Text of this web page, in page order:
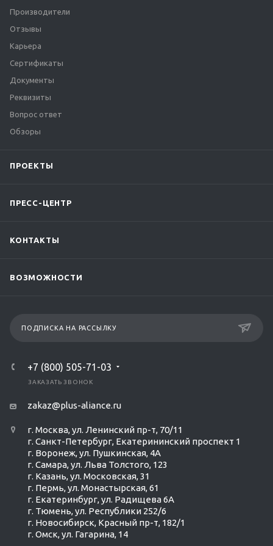
Производители
Отзывы
Карьера
Сертификаты
Документы
Реквизиты
Вопрос ответ
Обзоры
ПРОЕКТЫ
ПРЕСС-ЦЕНТР
КОНТАКТЫ
ВОЗМОЖНОСТИ
ПОДПИСКА НА РАССЫЛКУ
+7 (800) 505-71-03
ЗАКАЗАТЬ ЗВОНОК
zakaz@plus-aliance.ru
г. Москва, ул. Ленинский пр-т, 70/11
г. Санкт-Петербург, Екатерининский проспект 1
г. Воронеж, ул. Пушкинская, 4А
г. Самара, ул. Льва Толстого, 123
г. Казань, ул. Московская, 31
г. Пермь, ул. Монастырская, 61
г. Екатеринбург, ул. Радищева 6А
г. Тюмень, ул. Республики 252/6
г. Новосибирск, Красный пр-т, 182/1
г. Омск, ул. ​Гагарина, 14